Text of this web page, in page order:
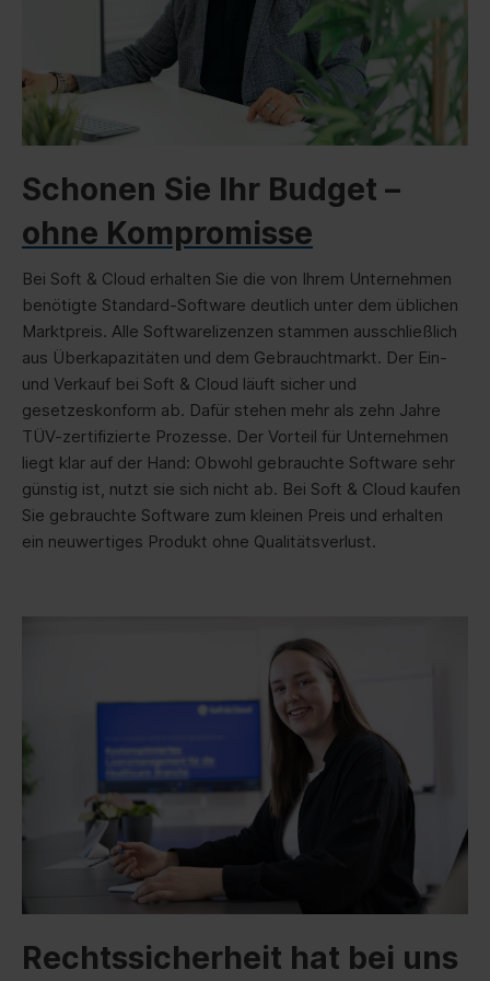
die erfüllten Voraussetzungen des
ordentlichen Wiederverkaufs sowie ein TÜV-
Zertifikat als Nachweis des sicheren
Lizenztransfers. Zusätzlich erhalten Sie
Zugang zu unserem
Installations- und Aktivierungsmedien über
unser Downloadportal herunterladen können.
Schonen Sie Ihr Budget –
ohne Kompromisse
Bei Soft & Cloud erhalten Sie die von Ihrem Unternehmen
benötigte Standard-Software deutlich unter dem üblichen
Marktpreis. Alle Softwarelizenzen stammen ausschließlich
aus Überkapazitäten und dem Gebrauchtmarkt. Der Ein-
und Verkauf bei Soft & Cloud läuft sicher und
gesetzeskonform ab. Dafür stehen mehr als zehn Jahre
TÜV-zertifizierte Prozesse. Der Vorteil für Unternehmen
liegt klar auf der Hand: Obwohl gebrauchte Software sehr
günstig ist, nutzt sie sich nicht ab. Bei Soft & Cloud kaufen
Sie gebrauchte Software zum kleinen Preis und erhalten
ein neuwertiges Produkt ohne Qualitätsverlust.
Rechtssicherheit hat bei uns